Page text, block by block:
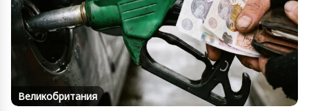
Великобритания